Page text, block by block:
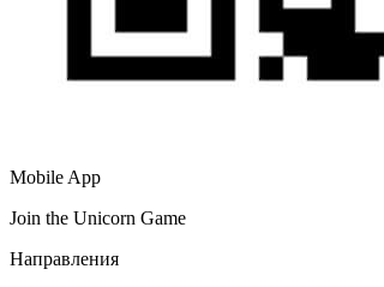
Mobile App
Join the Unicorn Game
Направления